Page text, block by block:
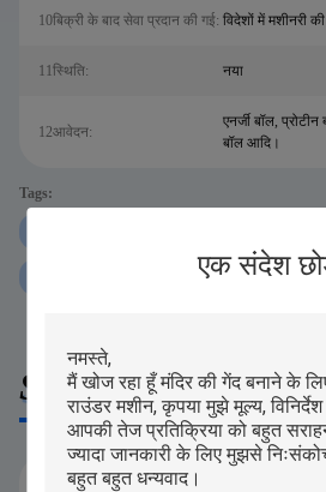
एक संदेश
10बिक्री के बाद सेवा प्रदान की गई: विदेशों में मशीनरी
11स्थिति: नया
12आवेदन:
एनर्जी बॉल,
बॉल आदि।
Tags:
Similar Products